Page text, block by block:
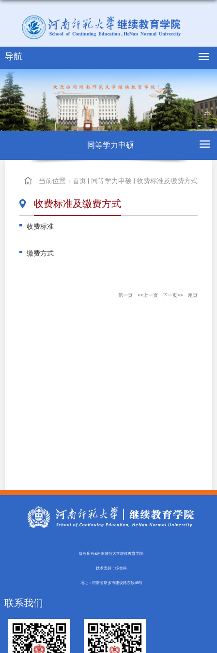
导航
同等学力申硕
当前位置： 首页 同等学力申硕 收费标准及缴费方式
收费标准及缴费方式
收费标准
缴费方式
第一页 <<上一页 下一页>> 尾页
版权所有&河南师范大学继续教育学院
技术支持：综合科
地址：河南省新乡市建设路东段46号
联系我们